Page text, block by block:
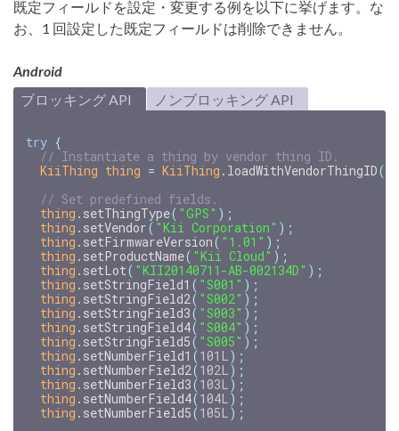
既定フィールドを設定・変更する例を以下に挙げます。な
お、1 回設定した既定フィールドは削除できません。
Android
ブロッキング API
ノンブロッキング API
try {
// Instantiate a thing by vendor thing ID.
KiiThing thing = KiiThing . loadWithVendorThingID(
// Set predefined fields.
thing . setThingType( "GPS" );
thing . setVendor( "Kii Corporation" );
thing . setFirmwareVersion( "1.01" );
thing . setProductName( "Kii Cloud" );
thing . setLot( "KII20140711-AB-002134D" );
thing . setStringField1 ( "S001" );
thing . setStringField2( "S002" );
thing . setStringField3( "S003" );
thing . setStringField4( "S004" );
thing . setStringField5( "S005" );
thing . setNumberField1 (101L );
thing . setNumberField2(102L );
thing . setNumberField3(103L );
thing . setNumberField4(104L );
thing . setNumberField5(105L );